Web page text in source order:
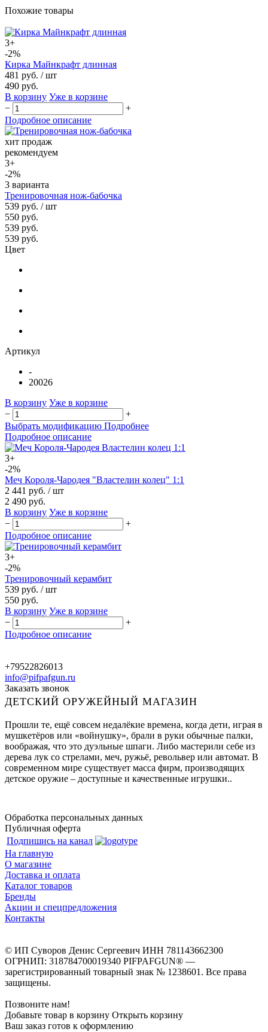
Похожие товары
3+
-2%
Кирка Майнкрафт длинная
481 руб. / шт
490 руб.
В корзину Уже в корзине
−
+
Подробное описание
хит продаж
рекомендуем
3+
-2%
3 варианта
Тренировочная нож-бабочка
539 руб. / шт
550 руб.
539 руб.
539 руб.
Цвет
Артикул
-
20026
В корзину Уже в корзине
−
+
Выбрать модификацию Подробнее
Подробное описание
3+
-2%
Меч Короля-Чародея "Властелин колец" 1:1
2 441 руб. / шт
2 490 руб.
В корзину Уже в корзине
−
+
Подробное описание
3+
-2%
Тренировочный керамбит
539 руб. / шт
550 руб.
В корзину Уже в корзине
−
+
Подробное описание
+79522826013
info@pifpafgun.ru
Заказать звонок
ДЕТСКИЙ ОРУЖЕЙНЫЙ МАГАЗИН
Прошли те, ещё совсем недалёкие времена, когда дети, играя в
мушкетёров или «войнушку», брали в руки обычные палки,
воображая, что это дуэльные шпаги. Либо мастерили себе из
дерева лук со стрелами, меч, ружьё, револьвер или автомат. В
современном мире существует масса фирм, производящих
детское оружие – доступные и качественные игрушки..
Обработка персональных данных
Публичная оферта
Подпишись на канал
На главную
О магазине
Доставка и оплата
Каталог товаров
Бренды
Акции и спецпредложения
Контакты
© ИП Суворов Денис Сергеевич ИНН 781143662300
ОГРНИП: 318784700019340 PIFPAFGUN® —
зарегистрированный товарный знак № 1238601. Все права
защищены.
Позвоните нам!
Добавьте товар в корзину Открыть корзину
Ваш заказ готов к оформлению